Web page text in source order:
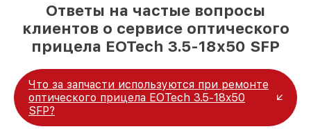
Ответы на частые вопросы
клиентов о сервисе оптического
прицела EOTech 3.5-18x50 SFP
Что за запчасти используются при ремонте
оптического прицела EOTech 3.5-18x50
SFP?